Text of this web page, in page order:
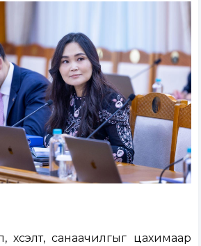
хүсэлт, санаачилгыг цахимаар